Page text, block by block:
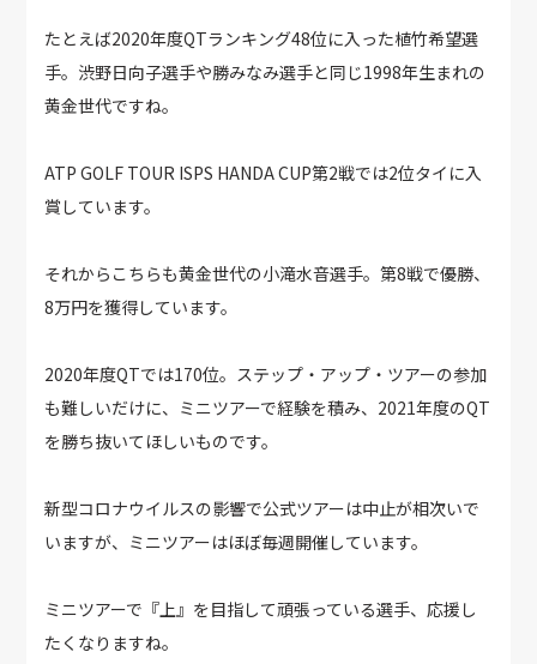
たとえば2020年度QTランキング48位に入った植竹希望選
手。渋野日向子選手や勝みなみ選手と同じ1998年生まれの
黄金世代ですね。
ATP GOLF TOUR ISPS HANDA CUP第2戦では2位タイに入
賞しています。
それからこちらも黄金世代の小滝水音選手。第8戦で優勝、
8万円を獲得しています。
2020年度QTでは170位。ステップ・アップ・ツアーの参加
も難しいだけに、ミニツアーで経験を積み、2021年度のQT
を勝ち抜いてほしいものです。
新型コロナウイルスの影響で公式ツアーは中止が相次いで
いますが、ミニツアーはほぼ毎週開催しています。
ミニツアーで『上』を目指して頑張っている選手、応援し
たくなりますね。